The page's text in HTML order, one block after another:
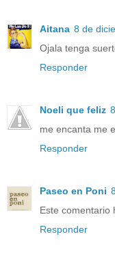
Aitana 8 de
Ojala tenga
Responder
Noeli que feliz
me encanta me
Responder
Paseo en Poni
Este comentario
Responder